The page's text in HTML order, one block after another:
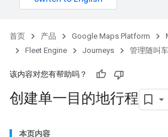
首页 产品 Google Maps Platform
Fleet Engine
Journeys 管理随叫
该内容对您有帮助吗？
创建单一目的地行程
本页内容